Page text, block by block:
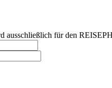
ausschließlich für den